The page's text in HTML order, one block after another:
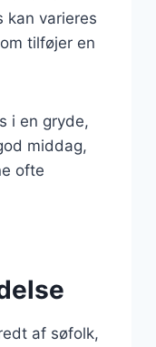
kan varieres
tilføjer en
i en gryde,
middag,
ofte
af søfolk,